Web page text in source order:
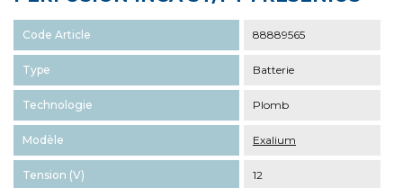
Code Article 88889565
Type Batterie
Technologie Plomb
Modèle Exalium
Tension (V) 12